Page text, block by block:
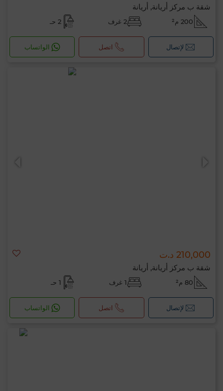
شقة ب مركز أريانة, أريانة
200 م² 2 غرف 2 حـ
لإتصال اتصل الواتساب
210,000 د.ت
شقة ب مركز أريانة, أريانة
80 م² 1 غرف 1 حـ
لإتصال اتصل الواتساب